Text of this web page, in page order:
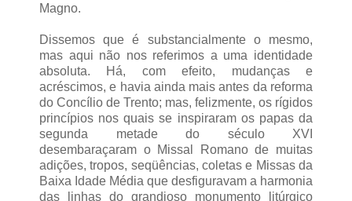
Magno.
Dissemos que é substancialmente o mesmo,
mas aqui não nos referimos a uma identidade
absoluta. Há, com efeito, mudanças e
acréscimos, e havia ainda mais antes da reforma
do Concílio de Trento; mas, felizmente, os rígidos
princípios nos quais se inspiraram os papas da
segunda metade do século XVI
desembaraçaram o Missal Romano de muitas
adições, tropos, seqüências, coletas e Missas da
Baixa Idade Média que desfiguravam a harmonia
das linhas do grandioso monumento litúrgico